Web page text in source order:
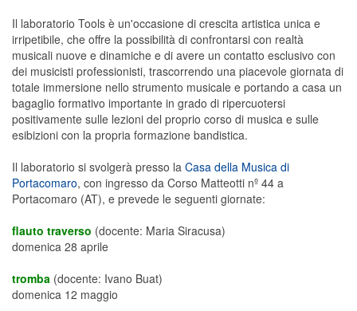
Il laboratorio Tools è un'occasione di crescita artistica unica e
irripetibile, che offre la possibilità di confrontarsi con realtà
musicali nuove e dinamiche e di avere un contatto esclusivo con
dei musicisti professionisti, trascorrendo una piacevole giornata di
totale immersione nello strumento musicale e portando a casa un
bagaglio formativo importante in grado di ripercuotersi
positivamente sulle lezioni del proprio corso di musica e sulle
esibizioni con la propria formazione bandistica.
Il laboratorio si svolgerà presso la Casa della Musica di
Portacomaro, con ingresso da Corso Matteotti nº 44 a
Portacomaro (AT), e prevede le seguenti giornate:
flauto traverso (docente: Maria Siracusa)
domenica 28 aprile
tromba (docente: Ivano Buat)
domenica 12 maggio